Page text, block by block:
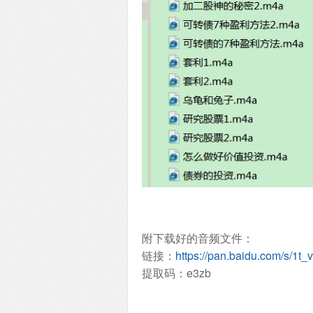
附下载好的音频文件：
链接： https://pan.baidu.com/s/
提取码：e3zb